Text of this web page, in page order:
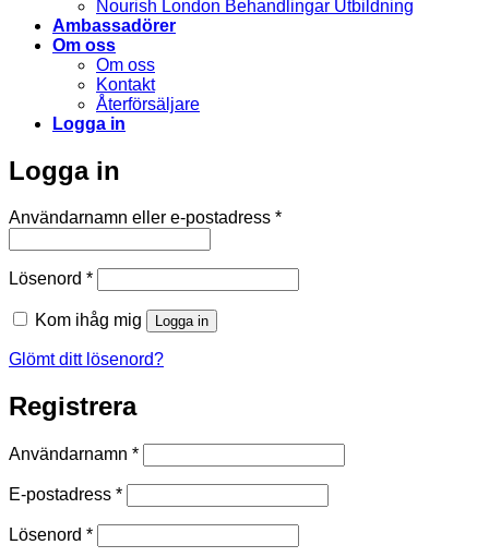
Nourish London Behandlingar Utbildning
Ambassadörer
Om oss
Om oss
Kontakt
Återförsäljare
Logga in
Logga in
Användarnamn eller e-postadress *Obligatoriskt
Lösenord *Obligatoriskt
Kom ihåg mig Logga in
Glömt ditt lösenord?
Registrera
Användarnamn *Obligatoriskt
E-postadress *Obligatoriskt
Lösenord *Obligatoriskt